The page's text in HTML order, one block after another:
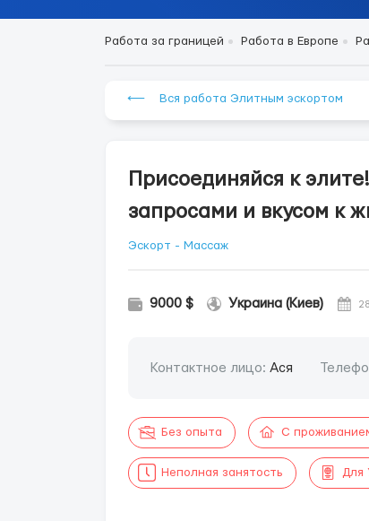
Работа за границей Работа в Европе
⟵ Вся работа Элитным эскортом
Присоединяйся к
запросами и вкусом к
Эскорт - Массаж
9000 $ Украина (Киев)
Контактное лицо: Ася
Без опыта С
Неполная занятость Для